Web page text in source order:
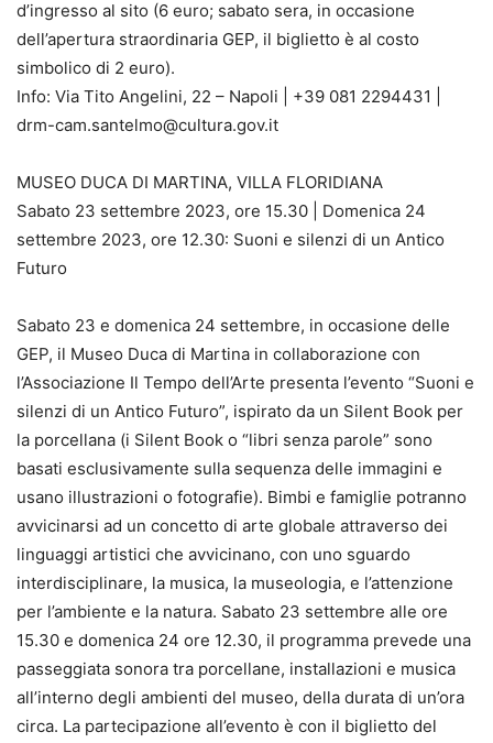
d’ingresso al sito (6 euro; sabato sera, in occasione
dell’apertura straordinaria GEP, il biglietto è al costo
simbolico di 2 euro).
Info: Via Tito Angelini, 22 – Napoli | +39 081 2294431 |
drm-cam.santelmo@cultura.gov.it
MUSEO DUCA DI MARTINA, VILLA FLORIDIANA
Sabato 23 settembre 2023, ore 15.30 | Domenica 24
settembre 2023, ore 12.30: Suoni e silenzi di un Antico
Futuro
Sabato 23 e domenica 24 settembre, in occasione delle
GEP, il Museo Duca di Martina in collaborazione con
l’Associazione Il Tempo dell’Arte presenta l’evento “Suoni e
silenzi di un Antico Futuro”, ispirato da un Silent Book per
la porcellana (i Silent Book o “libri senza parole” sono
basati esclusivamente sulla sequenza delle immagini e
usano illustrazioni o fotografie). Bimbi e famiglie potranno
avvicinarsi ad un concetto di arte globale attraverso dei
linguaggi artistici che avvicinano, con uno sguardo
interdisciplinare, la musica, la museologia, e l’attenzione
per l’ambiente e la natura. Sabato 23 settembre alle ore
15.30 e domenica 24 ore 12.30, il programma prevede una
passeggiata sonora tra porcellane, installazioni e musica
all’interno degli ambienti del museo, della durata di un’ora
circa. La partecipazione all’evento è con il biglietto del